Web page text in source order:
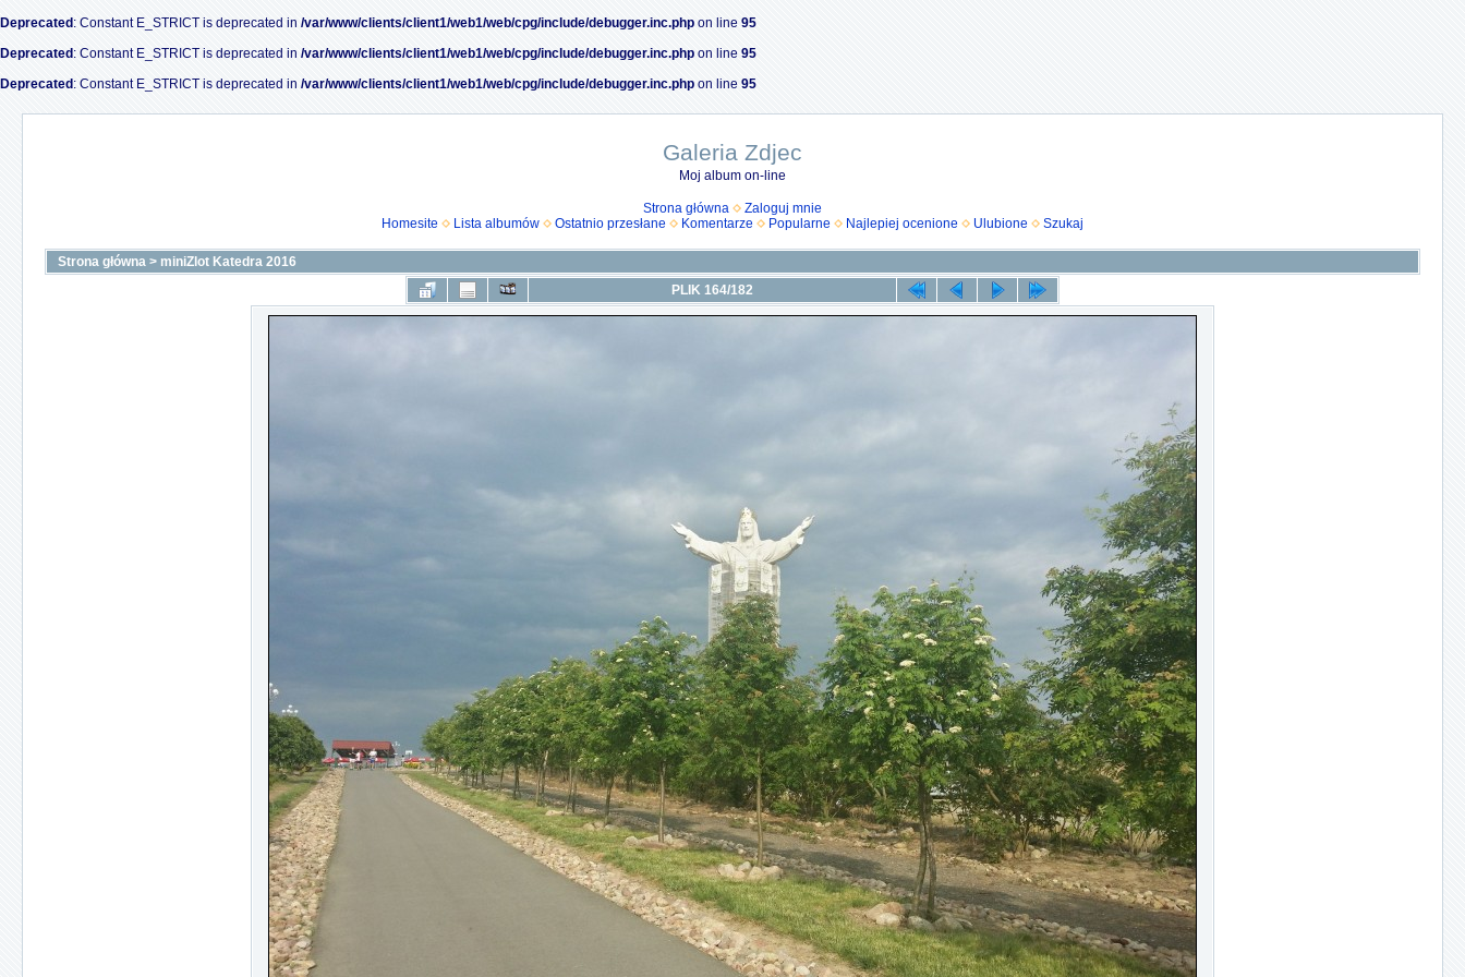
Deprecated : Constant E_STRICT is deprecated in /var/www/clients/client1/web1/web/cpg/include/debugger.inc.php on line 95
Deprecated : Constant E_STRICT is deprecated in /var/www/clients/client1/web1/web/cpg/include/debugger.inc.php on line 95
Deprecated : Constant E_STRICT is deprecated in /var/www/clients/client1/web1/web/cpg/include/debugger.inc.php on line 95
Galeria Zdjec
Moj album on-line
Strona główna
Zaloguj mnie
Homesite
Lista albumów Ostatnio przesłane Komentarze Popularne Najlepiej ocenione Ulubione Szukaj
Strona główna > miniZlot Katedra 2016
PLIK 164/182